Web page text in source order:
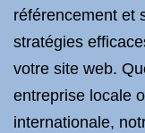
référencement et
stratégies
votre site web.
entreprise locale
internationale,